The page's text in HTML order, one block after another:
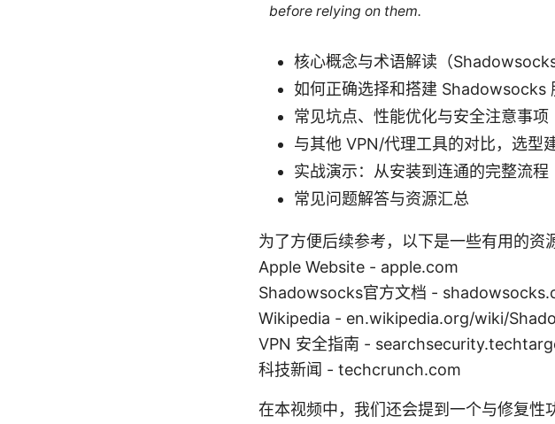
before relying on them.
核心概念与术语解读（
如何正确选择和搭建 Shadowsocks
常见坑点、性能优化与安全注意事项
与其他 VPN/代理工具的对比，选型
实战演示：从安装到连通的完整流程
常见问题解答与资源汇总
为了方便后续参考，以下是一些有用的资
Apple Website - apple.com
Shadowsocks官方文档 -
Wikipedia - en.wikipedia.org/wiki/
VPN 安全指南 -
科技新闻 - techcrunch.com
在本视频中，我们还会提到一个与修复